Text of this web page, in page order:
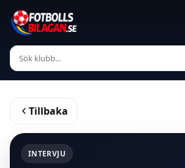
Tillbaka
INTERVJU